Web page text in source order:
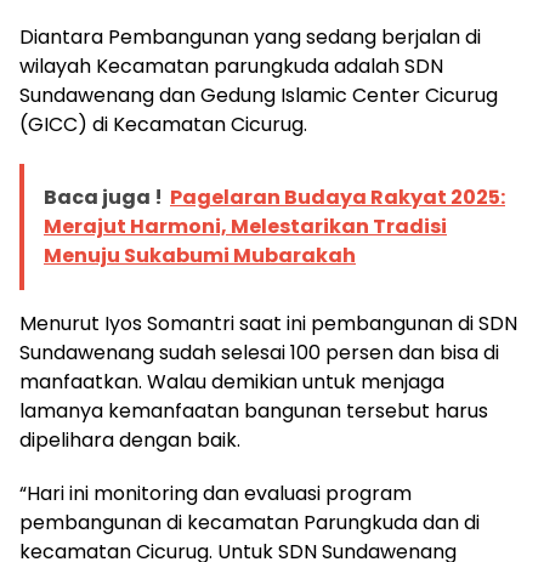
Diantara Pembangunan yang sedang berjalan di
wilayah Kecamatan parungkuda adalah SDN
Sundawenang dan Gedung Islamic Center Cicurug
(GICC) di Kecamatan Cicurug.
Baca juga ! Pagelaran Budaya Rakyat 2025:
Merajut Harmoni, Melestarikan Tradisi
Menuju Sukabumi Mubarakah
Menurut Iyos Somantri saat ini pembangunan di SDN
Sundawenang sudah selesai 100 persen dan bisa di
manfaatkan. Walau demikian untuk menjaga
lamanya kemanfaatan bangunan tersebut harus
dipelihara dengan baik.
“Hari ini monitoring dan evaluasi program
pembangunan di kecamatan Parungkuda dan di
kecamatan Cicurug. Untuk SDN Sundawenang